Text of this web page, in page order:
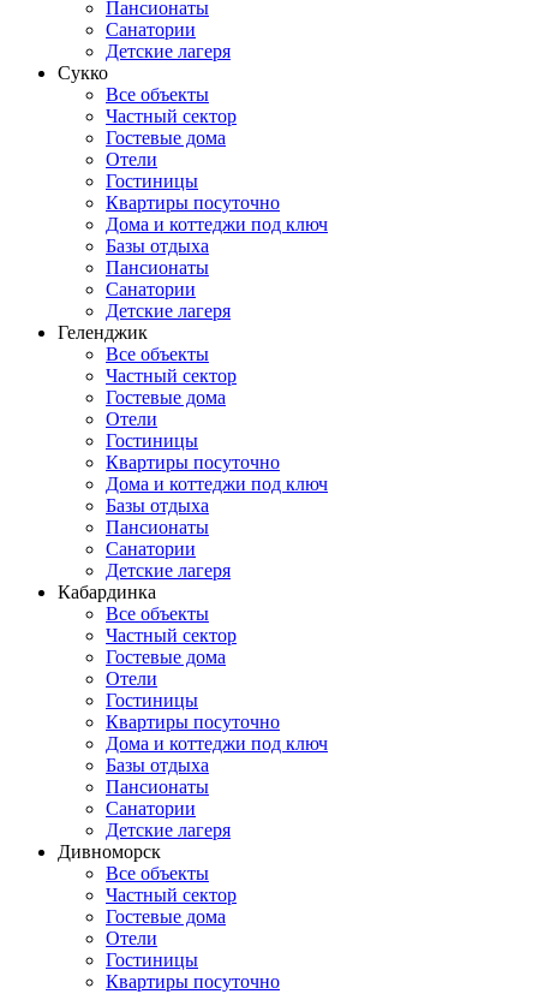
Пансионаты
Санатории
Детские лагеря
Сукко
Все объекты
Частный сектор
Гостевые дома
Отели
Гостиницы
Квартиры посуточно
Дома и коттеджи под ключ
Базы отдыха
Пансионаты
Санатории
Детские лагеря
Геленджик
Все объекты
Частный сектор
Гостевые дома
Отели
Гостиницы
Квартиры посуточно
Дома и коттеджи под ключ
Базы отдыха
Пансионаты
Санатории
Детские лагеря
Кабардинка
Все объекты
Частный сектор
Гостевые дома
Отели
Гостиницы
Квартиры посуточно
Дома и коттеджи под ключ
Базы отдыха
Пансионаты
Санатории
Детские лагеря
Дивноморск
Все объекты
Частный сектор
Гостевые дома
Отели
Гостиницы
Квартиры посуточно